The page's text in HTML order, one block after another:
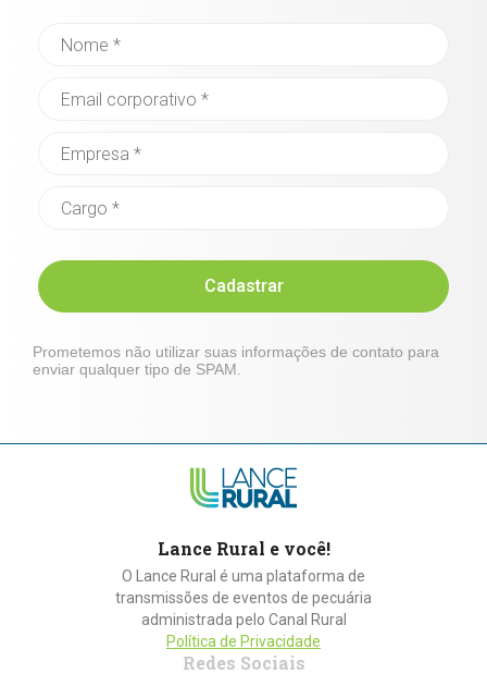
Cadastrar
Prometemos não utilizar suas informações de contato para
enviar qualquer tipo de SPAM.
Lance Rural e você!
O Lance Rural é uma plataforma de
transmissões de eventos de pecuária
administrada pelo Canal Rural
Política de Privacidade
Redes Sociais